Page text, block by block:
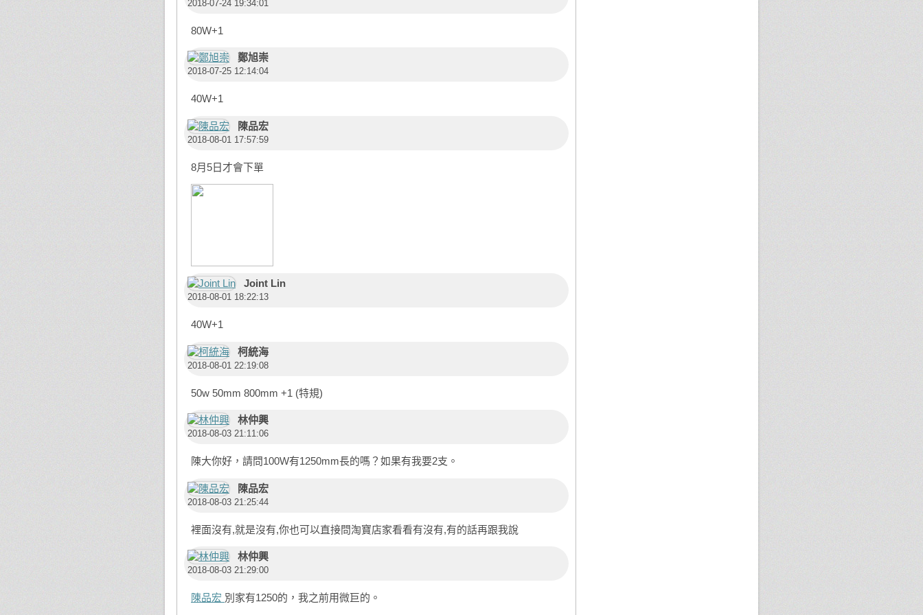
2018-07-24 19:34:01
80W+1
鄭旭崇
2018-07-25 12:14:04
40W+1
陳品宏
2018-08-01 17:57:59
8月5日才會下單
Joint Lin
2018-08-01 18:22:13
40W+1
柯統海
2018-08-01 22:19:08
50w 50mm 800mm +1 (特規)
林仲興
2018-08-03 21:11:06
陳大你好，請問100W有1250mm長的嗎？如果有我要2支。
陳品宏
2018-08-03 21:25:44
裡面沒有,就是沒有,你也可以直接問淘寶店家看看有沒有,有的話再跟我說
林仲興
2018-08-03 21:29:00
陳品宏 別家有1250的，我之前用微巨的。